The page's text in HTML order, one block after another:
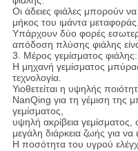
Οι άδειες φιάλες μπορούν
μήκος του ιμάντα μεταφοράς.
Υπάρχουν δύο φορές
απόδοση πλύσης φιάλης
3. Μέρος γεμίσματος φιάλης:
Η μηχανή γεμίσματος
τεχνολογία.
Υιοθετείται η υψηλής
NanQing για τη γέμιση της
γεμίσματος,
υψηλή ακρίβεια γεμίσματος,
μεγάλη διάρκεια ζωής για να
Η ποσότητα του υγρού